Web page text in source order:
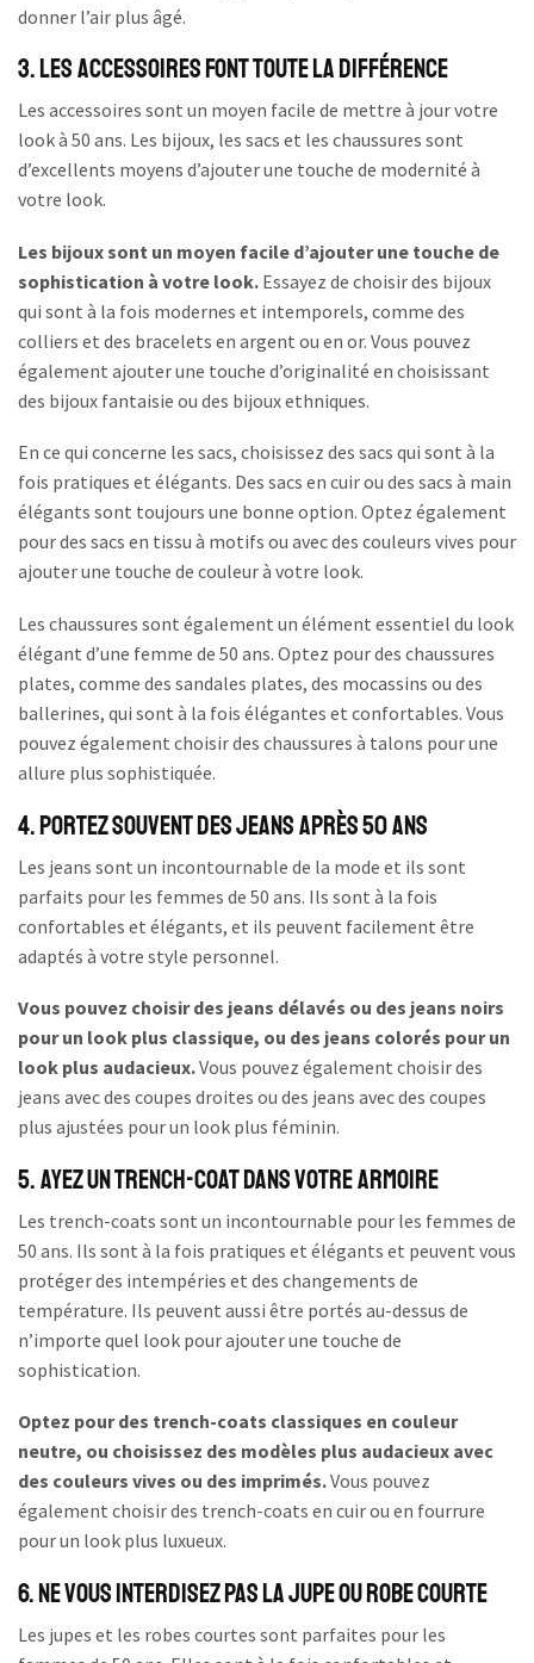
donner l’air plus âgé.
3. Les accessoires font toute la différence
Les accessoires sont un moyen facile de mettre à jour votre
look à 50 ans. Les bijoux, les sacs et les chaussures sont
d’excellents moyens d’ajouter une touche de modernité à
votre look.
Les bijoux sont un moyen facile d’ajouter une touche de
sophistication à votre look. Essayez de choisir des bijoux
qui sont à la fois modernes et intemporels, comme des
colliers et des bracelets en argent ou en or. Vous pouvez
également ajouter une touche d’originalité en choisissant
des bijoux fantaisie ou des bijoux ethniques.
En ce qui concerne les sacs, choisissez des sacs qui sont à la
fois pratiques et élégants. Des sacs en cuir ou des sacs à main
élégants sont toujours une bonne option. Optez également
pour des sacs en tissu à motifs ou avec des couleurs vives pour
ajouter une touche de couleur à votre look.
Les chaussures sont également un élément essentiel du look
élégant d’une femme de 50 ans. Optez pour des chaussures
plates, comme des sandales plates, des mocassins ou des
ballerines, qui sont à la fois élégantes et confortables. Vous
pouvez également choisir des chaussures à talons pour une
allure plus sophistiquée.
4. Portez souvent des jeans après 50 ans
Les jeans sont un incontournable de la mode et ils sont
parfaits pour les femmes de 50 ans. Ils sont à la fois
confortables et élégants, et ils peuvent facilement être
adaptés à votre style personnel.
Vous pouvez choisir des jeans délavés ou des jeans noirs
pour un look plus classique, ou des jeans colorés pour un
look plus audacieux.Vous pouvez également choisir des
jeans avec des coupes droites ou des jeans avec des coupes
plus ajustées pour un look plus féminin.
5. Ayez un trench-coat dans votre armoire
Les trench-coats sont un incontournable pour les femmes de
50 ans. Ils sont à la fois pratiques et élégants et peuvent vous
protéger des intempéries et des changements de
température. Ils peuvent aussi être portés au-dessus de
n’importe quel look pour ajouter une touche de
sophistication.
Optez pour des trench-coats classiques en couleur
neutre, ou choisissez des modèles plus audacieux avec
des couleurs vives ou des imprimés.Vous pouvez
également choisir des trench-coats en cuir ou en fourrure
pour un look plus luxueux.
6. Ne vous interdisez pas la jupe ou robe courte
Les jupes et les robes courtes sont parfaites pour les